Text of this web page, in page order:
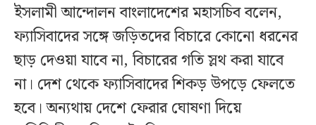
ইসলামী আন্দোলন বাংলাদেশের মহাসচিব বলেন,
ফ্যাসিবাদের সঙ্গে জড়িতদের বিচারে কোনো ধরনের
ছাড় দেওয়া যাবে না, বিচারের গতি স্লথ করা যাবে
না। দেশ থেকে ফ্যাসিবাদের শিকড় উপড়ে ফেলতে
হবে। অন্যথায় দেশে ফেরার ঘোষণা দিয়ে